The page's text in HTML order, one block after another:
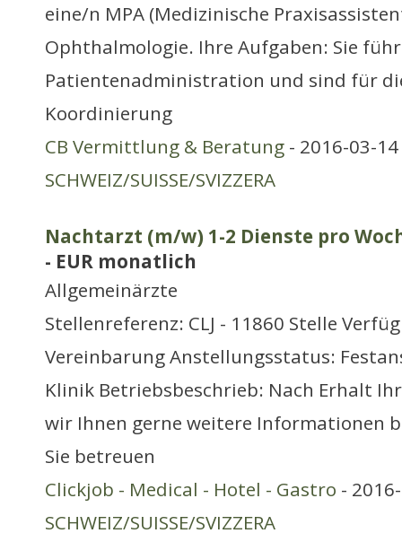
eine/n MPA (Medizinische
Ophthalmologie. Ihre Aufgaben: Sie
Patientenadministration und sind für
Koordinierung
CB Vermittlung & Beratung - 2016-03-
SCHWEIZ/SUISSE/SVIZZERA
Nachtarzt (m/w) 1-2 Dienste pro
- EUR monatlich
Allgemeinärzte
Stellenreferenz: CLJ - 11860 Stelle
Vereinbarung Anstellungsstatus:
Klinik Betriebsbeschrieb: Nach Erhalt
wir Ihnen gerne weitere Informationen
Sie betreuen
Clickjob - Medical - Hotel - Gastro -
SCHWEIZ/SUISSE/SVIZZERA